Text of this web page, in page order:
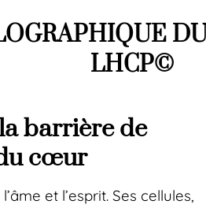
LHCP©
barrière de
cœur
et l’esprit. Ses cellules,